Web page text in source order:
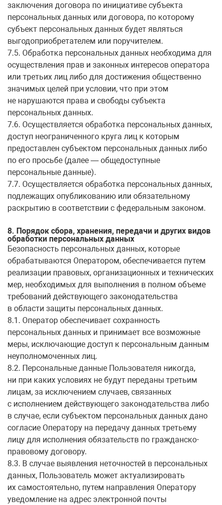
заключения договора по инициативе субъекта
персональных данных или договора, по которому
субъект персональных данных будет являться
выгодоприобретателем или поручителем.
7.5. Обработка персональных данных необходима для
осуществления прав и законных интересов оператора
или третьих лиц либо для достижения общественно
значимых целей при условии, что при этом
не нарушаются права и свободы субъекта
персональных данных.
7.6. Осуществляется обработка персональных данных,
доступ неограниченного круга лиц к которым
предоставлен субъектом персональных данных либо
по его просьбе (далее — общедоступные
персональные данные).
7.7. Осуществляется обработка персональных данных,
подлежащих опубликованию или обязательному
раскрытию в соответствии с федеральным законом.
8. Порядок сбора, хранения, передачи и других видов
обработки персональных данных
Безопасность персональных данных, которые
обрабатываются Оператором, обеспечивается путем
реализации правовых, организационных и технических
мер, необходимых для выполнения в полном объеме
требований действующего законодательства
в области защиты персональных данных.
8.1. Оператор обеспечивает сохранность
персональных данных и принимает все возможные
меры, исключающие доступ к персональным данным
неуполномоченных лиц.
8.2. Персональные данные Пользователя никогда,
ни при каких условиях не будут переданы третьим
лицам, за исключением случаев, связанных
с исполнением действующего законодательства либо
в случае, если субъектом персональных данных дано
согласие Оператору на передачу данных третьему
лицу для исполнения обязательств по гражданско-
правовому договору.
8.3. В случае выявления неточностей в персональных
данных, Пользователь может актуализировать
их самостоятельно, путем направления Оператору
уведомление на адрес электронной почты